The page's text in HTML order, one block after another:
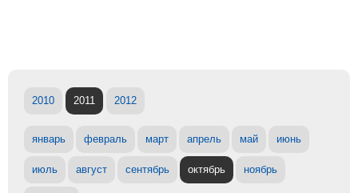
2010 2011 2012
январь февраль март апрель май июнь
июль август сентябрь октябрь ноябрь